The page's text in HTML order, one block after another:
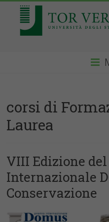
corsi di
Laurea
VIII Edizione
Internazionale
Conservazione